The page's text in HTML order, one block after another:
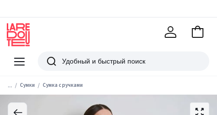
Меню
Redoute
Поиск
В
... Сумки Сумка с ручками